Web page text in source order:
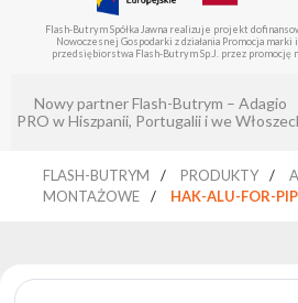
Oświetlenie
Lasery
Reflektory
Prowadzące
Flash-Butrym Spółka Jawna realizuje projekt
Nowoczesnej Gospodarki z działania Promocja marki
przedsiębiorstwa Flash-Butrym Sp.J. przez promocję
Nowy partner Flash-Butrym – Adagio
PRO w Hiszpanii, Portugalii i we
FLASH-BUTRYM PRODUKTY
MONTAŻOWE
HAK-ALU-FOR-